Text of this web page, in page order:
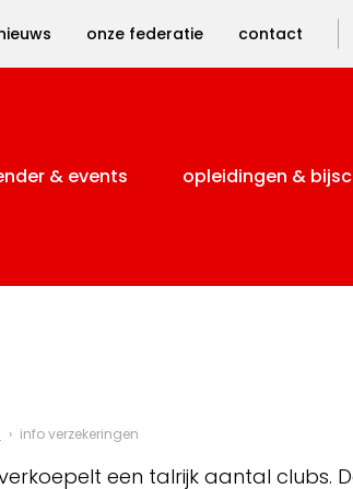
onze federatie contact
& events opleidingen &
info verzekeringen
een talrijk aantal clubs.